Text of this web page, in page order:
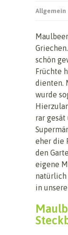
Allgemein
schön
Früchte
dienten.
wurde
rar
eher die
den
eigene
natürlich
in